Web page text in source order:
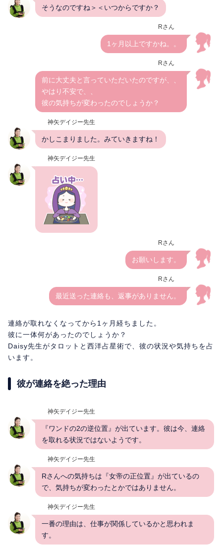
そうなのですね＞＜いつからですか？
Rさん
1ヶ月以上ですかね。。
Rさん
前に大丈夫と言っていただいたのですが、、
やはり不安で、、
彼の気持ちが変わったのでしょうか？
神矢デイジー先生
かしこまりました。みていきますね！
神矢デイジー先生
Rさん
お願いします。
Rさん
最近送った連絡も、返事がありません。
連絡が取れなくなってから1ヶ月経ちました。
彼に一体何があったのでしょうか？
Daisy先生がタロットと西洋占星術で、彼の状況や気持ちを占
います。
彼が連絡を絶った理由
神矢デイジー先生
『ワンドの2の逆位置』が出ています。彼は今、連絡
を取れる状況ではないようです。
神矢デイジー先生
Rさんへの気持ちは『女帝の正位置』が出ているの
で、気持ちが変わったとかではありません。
神矢デイジー先生
一番の理由は、仕事が関係しているかと思われま
す。